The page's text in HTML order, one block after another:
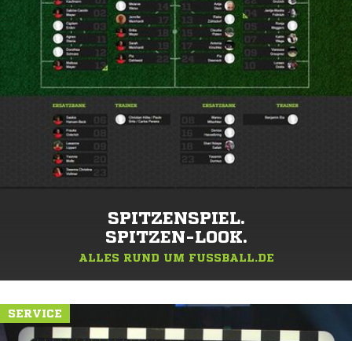
SPITZENSPIEL.
SPITZEN-LOOK.
ALLES RUND UM FUSSBALL.DE
SERVICE